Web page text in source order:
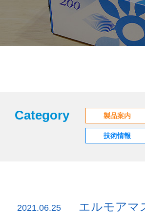
Category 製品案内
技術情報
2021.06.25 エルモアマ